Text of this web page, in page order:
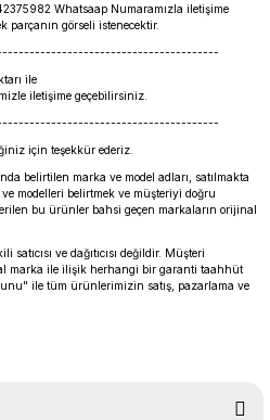
Whatsaap Numaramızla iletişime
parçanın görseli istenecektir.
ile
iletişime geçebilirsiniz.
için teşekkür ederiz.
belirtilen marka ve model adları, satılmakta
modelleri belirtmek ve müşteriyi doğru
bu ürünler bahsi geçen markaların orijinal
ve dağıtıcısı değildir. Müşteri
marka ile ilişik herhangi bir garanti taahhüt
ile tüm ürünlerimizin satış, pazarlama ve